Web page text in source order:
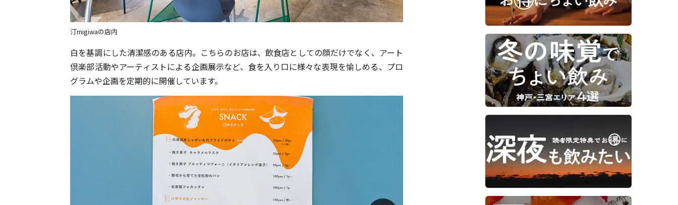
汀migiwaの店内
白を基調にした清潔感のある店内。こちらのお店は、飲食店としての顔だけでなく、アート
倶楽部活動やアーティストによる企画展示など、食を入り口に様々な表現を愉しめる、プロ
グラムや企画を定期的に開催しています。